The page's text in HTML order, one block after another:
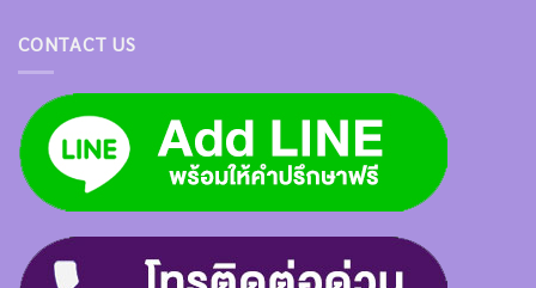
CONTACT US